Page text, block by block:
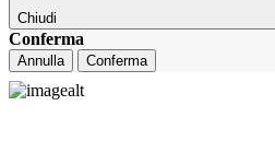
Chiudi
Conferma
Annulla Conferma